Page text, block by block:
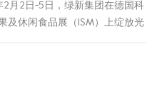
月2日-5日，绿新集团在德国科
及休闲食品展（ISM）上绽放光
真诚的态度和丰富的专业知